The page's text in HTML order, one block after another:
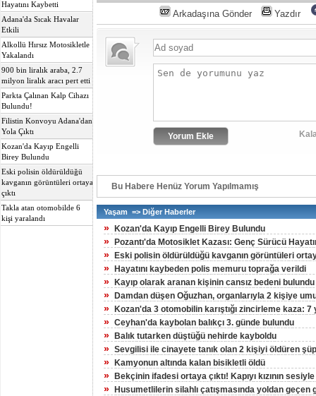
Hayatını Kaybetti
Adana'da Sıcak Havalar
Etkili
Alkollü Hırsız Motosikletle
Yakalandı
900 bin liralık araba, 2.7
milyon liralık aracı pert etti
Parkta Çalınan Kalp Cihazı
Bulundu!
Filistin Konvoyu Adana'dan
Yola Çıktı
Kozan'da Kayıp Engelli
Birey Bulundu
Eski polisin öldürüldüğü
kavganın görüntüleri ortaya
çıktı
Takla atan otomobilde 6
kişi yaralandı
Arkadaşına Gönder Yazdır
Bu Habere Henüz Yorum Yapılmamış
Yaşam => Diğer Haberler
» Kozan'da Kayıp Engelli Birey Bulundu
» Pozantı'da Motosiklet Kazası: Genç Sürücü
» Eski polisin öldürüldüğü kavganın görüntüleri
» Hayatını kaybeden polis memuru toprağa verildi
» Kayıp olarak aranan kişinin cansız bedeni bulundu
» Damdan düşen Oğuzhan, organlarıyla 2 kişiye
» Kozan'da 3 otomobilin karıştığı zincirleme kaza: 7
» Ceyhan'da kaybolan balıkçı 3. günde bulundu
» Balık tutarken düştüğü nehirde kayboldu
» Sevgilisi ile cinayete tanık olan 2 kişiyi öldüren
» Kamyonun altında kalan bisikletli öldü
» Bekçinin ifadesi ortaya çıktı! Kapıyı kızının sesiyle
» Husumetlilerin silahlı çatışmasında yoldan